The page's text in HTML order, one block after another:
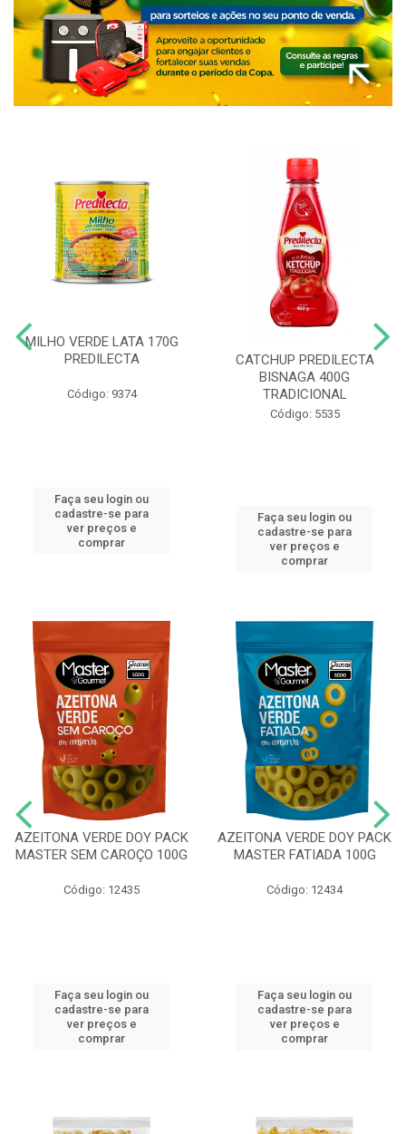
MILHO VERDE LATA 170G
PREDILECTA
Código: 9374
Faça seu login ou
cadastre-se para
ver preços e
comprar
CATCHUP PREDILECTA
BISNAGA 400G
TRADICIONAL
Código: 5535
Faça seu login ou
cadastre-se para
ver preços e
comprar
AZEITONA VERDE DOY PACK
MASTER SEM CAROÇO 100G
Código: 12435
Faça seu login ou
cadastre-se para
ver preços e
comprar
AZEITONA VERDE DOY PACK
MASTER FATIADA 100G
Código: 12434
Faça seu login ou
cadastre-se para
ver preços e
comprar